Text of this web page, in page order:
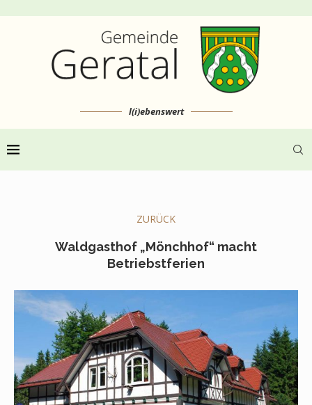
l(i)ebenswert
ZURÜCK
Waldgasthof „Mönchhof“ macht
Betriebstferien